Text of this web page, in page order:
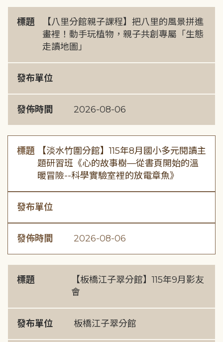
標題
【八里分館親子課程】把八里的風景拼進
畫裡！動手玩植物，親子共創專屬「生態
走讀地圖」
發布單位
發佈時間 2026-08-06
標題
【淡水竹圍分館】115年8月國小多元閱讀主
題研習班《心的故事樹—從書頁開始的溫
暖冒險--科學實驗室裡的放電章魚》
發布單位
發佈時間 2026-08-06
標題
【板橋江子翠分館】115年9月影友
會
發布單位 板橋江子翠分館